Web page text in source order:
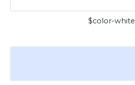
$color-white